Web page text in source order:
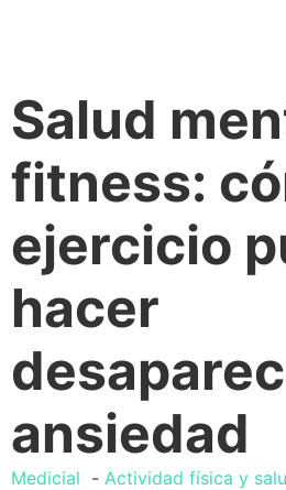
Salud
fitness:
ejercicio
hacer
ansiedad
Medicial
Actividad física y